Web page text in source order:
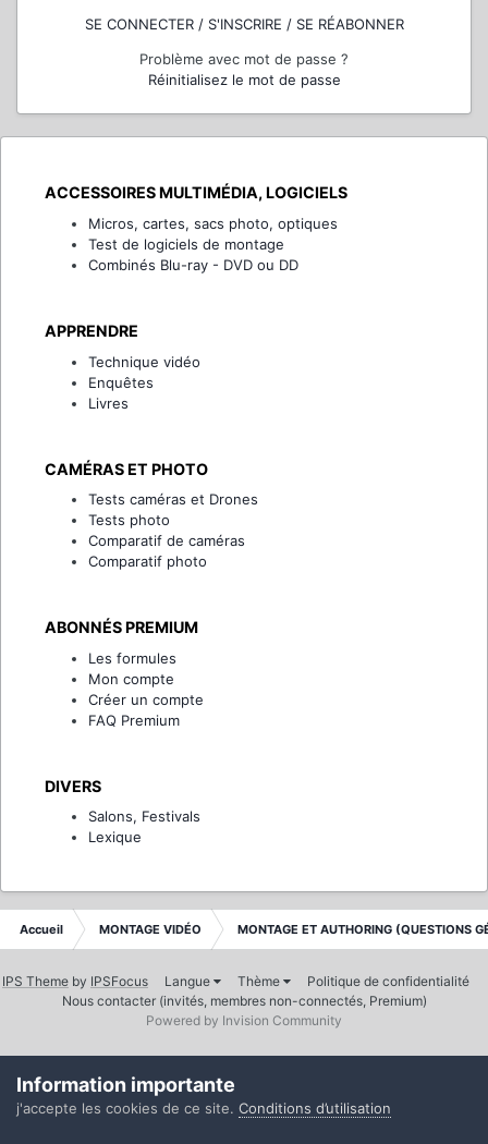
SE CONNECTER / S'INSCRIRE / SE RÉABONNER
Problème avec mot de passe ?
Réinitialisez le mot de passe
ACCESSOIRES MULTIMÉDIA, LOGICIELS
Micros, cartes, sacs photo, optiques
Test de logiciels de montage
Combinés Blu-ray - DVD ou DD
APPRENDRE
Technique vidéo
Enquêtes
Livres
CAMÉRAS ET PHOTO
Tests caméras et Drones
Tests photo
Comparatif de caméras
Comparatif photo
ABONNÉS PREMIUM
Les formules
Mon compte
Créer un compte
FAQ Premium
DIVERS
Salons, Festivals
Lexique
Accueil MONTAGE VIDÉO MONTAGE ET AUTHORING (QUESTIONS
IPS Theme by IPSFocus Langue Thème
Politique de confidentialité
Nous contacter (invités, membres non-connectés, Premium)
Powered by Invision Community
Information importante
j'accepte les cookies de ce site. Conditions d’utilisation